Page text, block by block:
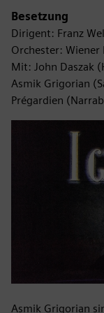
Besetzung
Dirigent: Franz
Orchester:
Mit: John Daszak
Asmik Grigorian
Prégardien
Asmik Grigorian